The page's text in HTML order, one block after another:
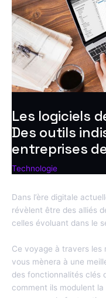
Les logiciels
Des outils
entreprises
Technologie
Dans l’ère digitale
révèlent être des alliés
celles évoluant dans le
Ce voyage à travers les
vous mènera à une
des fonctionnalités clés
comment ils modulent